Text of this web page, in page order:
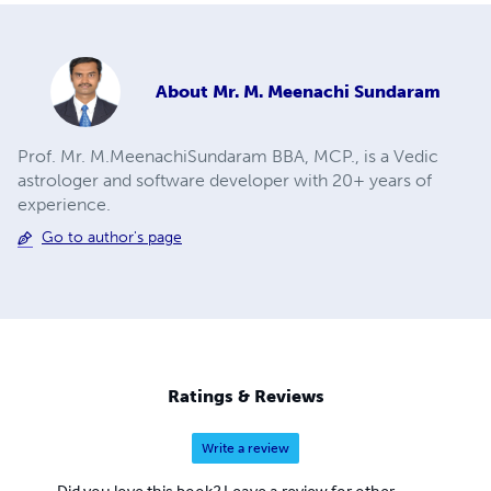
About Mr. M. Meenachi Sundaram
Prof. Mr. M.MeenachiSundaram BBA, MCP., is a Vedic
astrologer and software developer with 20+ years of
experience.
Go to author's page
Ratings & Reviews
Write a review